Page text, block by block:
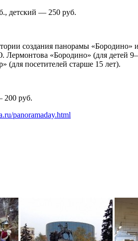
детский — 250 руб.
создания панорамы «Бородино»
«Бородино» (для детей
посетителей старше 15 лет).
200 руб.
panoramaday.html